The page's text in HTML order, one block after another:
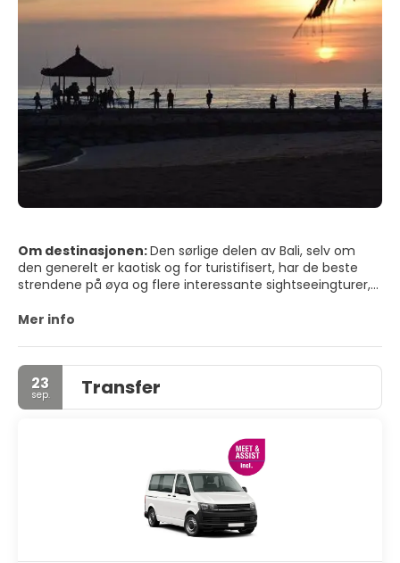
Om destinasjonen:Den sørlige delen av Bali, selv om
den generelt er kaotisk og for turistifisert, har de beste
strendene på øya og flere interessante sightseeingturer,
du tilbringer minst tre fulle dager der. Hvis Bali er for
første reisende kom i søken etter surf og de fant også et
paradis å eksportere. Men til tross for støyen og at den
balinesiske kulturen ikke er like til stede som i andre
områder, kan Kuta og omgivelsene også nytes.
kjole ved å prute med lokalbefolkningen; Stranden er
veldig egnet for surfing og det beste å se den, da den er
full av surfere til alle døgnets tider!; Og solnedgangen er
en begivenhet du ikke kan gå glipp av. Lokalbefolkningen
strømmer til stranden i flokker, mange av dem ønsker å
ta bilder med deg, spille fotball eller bare bade; Og
spontane barer blir satt opp med friske øl og kasser som
Mer info
23
sep. Transfer